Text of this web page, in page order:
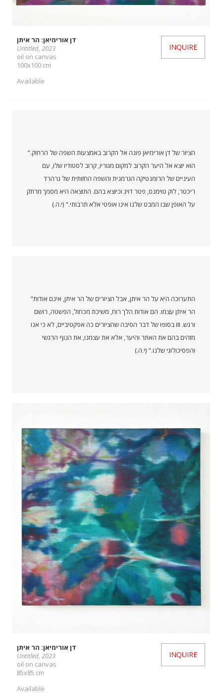
דן אורימיאן: הר איתן
Untitled, 2023
oil on canvas
100x100 cm
Available
INQUIRE
"הציור של דן אורימיאן פונה אל הקרוב באמצעות השפה של הרחוק.
הוא יוצא אל היער הקרוב למקום מגוריו, קרוב לסטודיו שלו, עם
העיניים של הרומנטיקה הגרמנית והשפה החזותית של גרהרד
ריכטר, לוק טוימנס, פטר דויג וכיוצא בהם. התוצאה היא מסמך מרתק
על האופן שבו המבט שלנו אינו אופטי אלא תרבותי." (י.ה.)
"התערוכה היא על הר איתן, אבל הציורים של הר איתן, אינם אודות
הר איתן עצמו. הם אודות הלך רוח, משיכת מכחול, הפשטה, רושם
ורגש. וזו בסופו של דבר הסיבה שהציורים כה אפקטיביים, לא כי אנו
מזהים בהם את האתר והיער, אלא את עצמנו, את הנוף הרגשי
והפסיכולוגי שלנו." (י.ה.)
דן אורימיאן: הר איתן
Untitled, 2023
oil on canvas
85x85 cm
Available
INQUIRE